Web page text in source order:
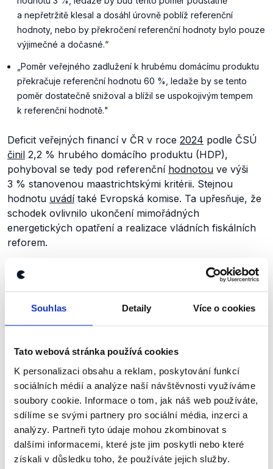
Souhlas Detaily Více o cookies
Tato webová stránka používá cookies
K personalizaci obsahu a reklam, poskytování funkcí
sociálních médií a analýze naší návštěvnosti využíváme
soubory cookie. Informace o tom, jak náš web používáte,
sdílíme se svými partnery pro sociální média, inzerci a
analýzy. Partneři tyto údaje mohou zkombinovat s
dalšími informacemi, které jste jim poskytli nebo které
získali v důsledku toho, že používáte jejich služby.
a nepřetržitě klesal a dosáhl úrovně poblíž referenční
hodnoty, nebo by překročení referenční hodnoty bylo pouze
výjimečné a dočasné.“
Poměr veřejného zadlužení k hrubému domácímu produktu
překračuje referenční hodnotu 60 %, ledaže by se tento
poměr dostatečně snižoval a blížil se uspokojivým tempem
k referenční hodnotě."
Deficit veřejných financí v ČR v roce 2024 podle ČSÚ
činil 2,2 % hrubého domácího produktu (HDP),
pohyboval se tedy pod referenční hodnotou ve výši
3 % stanovenou maastrichtskými kritérii. Stejnou
hodnotu uvádítaké Evropská komise. Ta upřesňuje, že
schodek ovlivnilo ukončení mimořádných
energetických opatření a realizace vládních fiskálních
reforem.
V podobné výši se dle odhadů bude deficit veřejných
predikce Ministerstva financí z dubna 2025
HDP, květnová prognóza
a předpověď České národní banky
Také poměr veřejného dluhu k HDP zůstává pod
referenční hranicí 60 %. V roce 2024 dle Ministerstva
financí dosáhl 43,4 % HDP a dle odhadů by měl v roce
2025 mírně vzrůst na 44,3 % HDP (.pdf, str. 6 ze 62).
Česká republika tak v oblasti rozpočtového deficitu
kritérium udržitelnosti veřejných financí plní.